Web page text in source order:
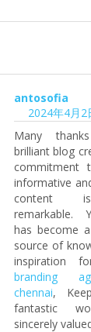
antosofia
2024年4月2
Many
brilliant blog
commitment
informative
content
remarkable.
has become
source of
inspiration
branding
chennai,
fantastic
sincerely